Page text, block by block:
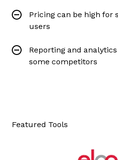
Pricing can be high for
users
Reporting and
some competitors
Featured Tools